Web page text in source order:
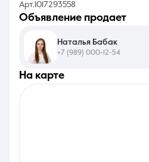
Арт.1017293558
на карте
объявление продает
Наталья Бабак
+7 (989) 000-12-54